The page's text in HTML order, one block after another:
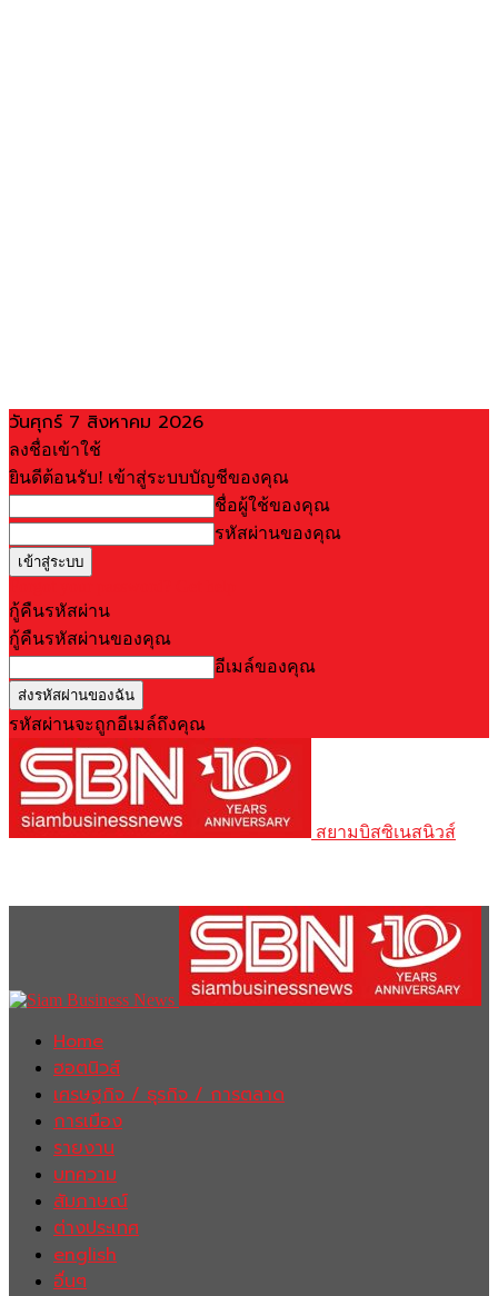
วันศุกร์ 7 สิงหาคม 2026
ลงชื่อเข้าใช้
ยินดีต้อนรับ! เข้าสู่ระบบบัญชีของคุณ
ชื่อผู้ใช้ของคุณ
รหัสผ่านของคุณ
กู้คืนรหัสผ่าน
กู้คืนรหัสผ่านของคุณ
อีเมล์ของคุณ
รหัสผ่านจะถูกอีเมล์ถึงคุณ
สยามบิสซิเนสนิวส์
Home
ฮอตนิวส์
เศรษฐกิจ / ธุรกิจ / การตลาด
การเมือง
รายงาน
บทความ
สัมภาษณ์
ต่างประเทศ
english
อื่นๆ